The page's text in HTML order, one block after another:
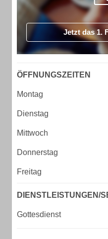
Jetzt das 1.
ÖFFNUNGSZEITEN
Montag
Dienstag
Mittwoch
Donnerstag
Freitag
DIENSTLEISTUNGEN/
Gottesdienst